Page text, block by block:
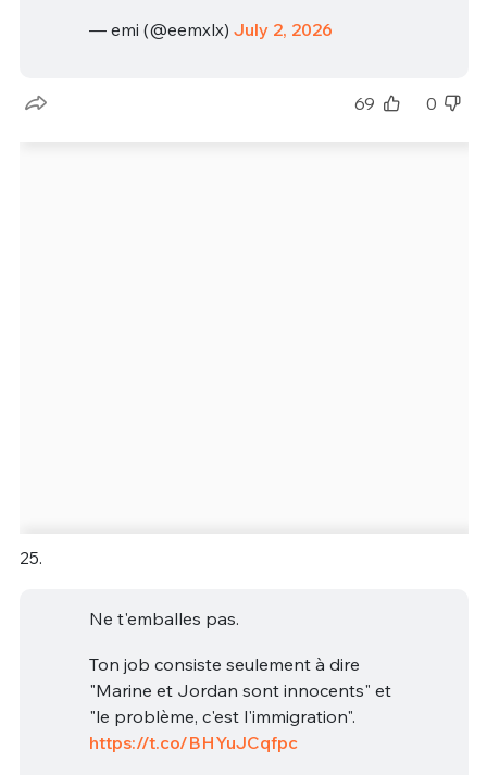
— emi (@eemxlx) July 2, 2026
69 0
25.
Ne t'emballes pas.
Ton job consiste seulement à dire
"Marine et Jordan sont innocents" et
"le problème, c'est l'immigration".
https://t.co/BHYuJCqfpc